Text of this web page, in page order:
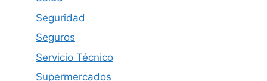
Seguridad
Seguros
Servicio Técnico
Supermercados